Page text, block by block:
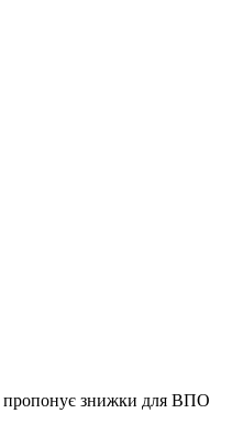
пропонує знижки для ВПО